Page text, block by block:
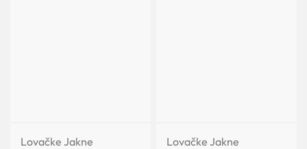
Lovačke Jakne Lovačke Jakne